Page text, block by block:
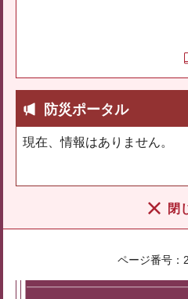
防災ポータル
現在、情報はありません。
閉
ページ番号：